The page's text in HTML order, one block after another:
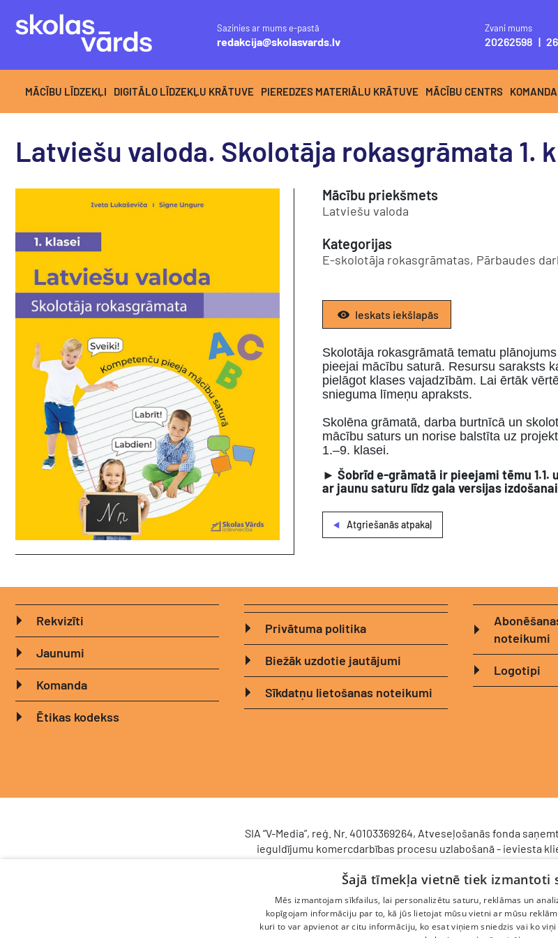
Sazinies ar mums e-pastā
redakcija@skolasvards.lv
Zvani mums
20262598 |
MĀCĪBU LĪDZEKĻI DIGITĀLO LĪDZEKĻU KRĀTUVE PIEREDZES MATERIĀLU KRĀTUVE MĀCĪBU CENTRS KOMANDA
Latviešu valoda. Skolotāja rokasgrāmata 1.
Mācību priekšmets
Latviešu valoda
Kategorijas
E-skolotāja rokasgrāmatas, Pārbaudes
Ieskats iekšlapās
Skolotāja rokasgrāmatā tematu
pieejai mācību saturā. Resursu saraksts
pielāgot klases vajadzībām. Lai ērtāk
snieguma līmeņu apraksts.
Skolēna grāmatā, darba burtnīcā un
mācību saturs un norise balstīta uz
1.–9. klasei.
► Šobrīd e-grāmatā ir pieejami tēmu
ar jaunu saturu līdz gala versijas
Atgriešanās atpakaļ
Rekvizīti
Jaunumi
Komanda
Ētikas kodekss
Privātuma politika
Biežāk uzdotie jautājumi
Sīkdatņu lietošanas noteikumi
noteikumi
Logotipi
SIA “V-Media”, reģ. Nr. 40103369264, Atveseļošanās fonda
ieguldījumu komercdarbības procesu uzlabošanā - ieviesta
sistēma (CRM). 2024. gada 16. decembrī tika noslēgts
Latvijas Investīciju un attīstības aģentūru par atbalsta
un noturības mehānisma plāna 2. komponenti “Digitālā
Nr. DIGI/2024/1253). Projekta ietvaros ieviesta klientu un darba
Scoro, uzlabojot pārdošanas procesu, centralizējot klientu
Šajā tīmekļa vietnē tiek izmantoti
Mēs izmantojam sīkfailus, lai personalizētu saturu, reklāmas un
kopīgojam informāciju par to, kā jūs lietojat mūsu vietni ar mūsu
kuri to var apvienot ar citu informāciju, ko esat viņiem sniedzis vai ko